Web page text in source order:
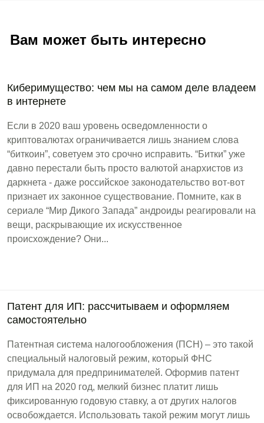
Вам может быть интересно
Киберимущество: чем мы на самом деле владеем
в интернете
Если в 2020 ваш уровень осведомленности о
криптовалютах ограничивается лишь знанием слова
“биткоин”, советуем это срочно исправить. “Битки” уже
давно перестали быть просто валютой анархистов из
даркнета - даже российское законодательство вот-вот
признает их законное существование. Помните, как в
сериале “Мир Дикого Запада” андроиды реагировали на
вещи, раскрывающие их искусственное
происхождение? Они...
Патент для ИП: рассчитываем и оформляем
самостоятельно
Патентная система налогообложения (ПСН) – это такой
специальный налоговый режим, который ФНС
придумала для предпринимателей. Оформив патент
для ИП на 2020 год, мелкий бизнес платит лишь
фиксированную годовую ставку, а от других налогов
освобождается. Использовать такой режим могут лишь